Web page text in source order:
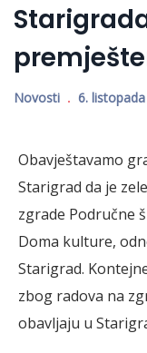
Novosti 6.
Obavještavamo
Starigrad da je
zgrade Područne
Doma kulture,
Starigrad.
zbog radova na
obavljaju u